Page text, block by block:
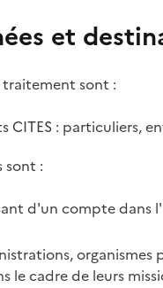
et
traitement sont :
: particuliers,
sont :
d'un compte
le cadre de leurs